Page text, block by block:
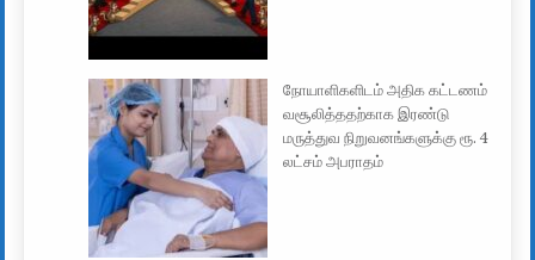
நோயாளிகளிடம் அதிக கட்டணம்
வசூலித்ததற்காக இரண்டு
மருத்துவ நிறுவனங்களுக்கு ரூ. 4
லட்சம் அபராதம்